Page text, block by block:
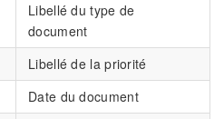
Libellé du type de
document
Libellé de la priorité
Date du document